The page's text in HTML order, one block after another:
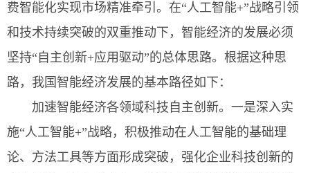
费智能化实现市场精准牵引。在“人工智能+”战略引领
和技术持续突破的双重推动下，智能经济的发展必须
坚持“自主创新+应用驱动”的总体思路。根据这种思
路，我国智能经济发展的基本路径如下：
加速智能经济各领域科技自主创新。一是深入实
施“人工智能+”战略，积极推动在人工智能的基础理
论、方法工具等方面形成突破，强化企业科技创新的